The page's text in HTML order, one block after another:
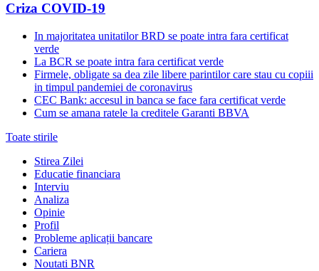
Criza COVID-19
In majoritatea unitatilor BRD se poate intra fara certificat
verde
La BCR se poate intra fara certificat verde
Firmele, obligate sa dea zile libere parintilor care stau cu copiii
in timpul pandemiei de coronavirus
CEC Bank: accesul in banca se face fara certificat verde
Cum se amana ratele la creditele Garanti BBVA
Toate stirile
Stirea Zilei
Educatie financiara
Interviu
Analiza
Opinie
Profil
Probleme aplicații bancare
Cariera
Noutati BNR